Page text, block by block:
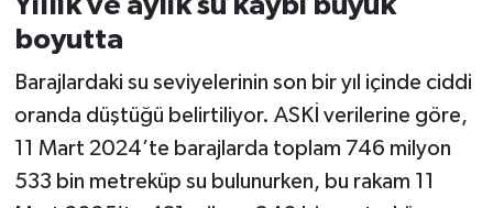
boyutta
Barajlardaki su seviyelerinin son bir yıl içinde ciddi
oranda düştüğü belirtiliyor. ASKİ verilerine göre,
11 Mart 2024’te barajlarda toplam 746 milyon
533 bin metreküp su bulunurken, bu rakam 11